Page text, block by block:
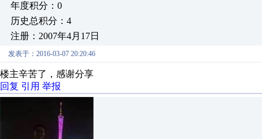
年度积分：0
历史总积分：4
注册：2007年4月17日
发表于：2016-03-07 20:20:46
楼主辛苦了，感谢分享
回复 引用 举报